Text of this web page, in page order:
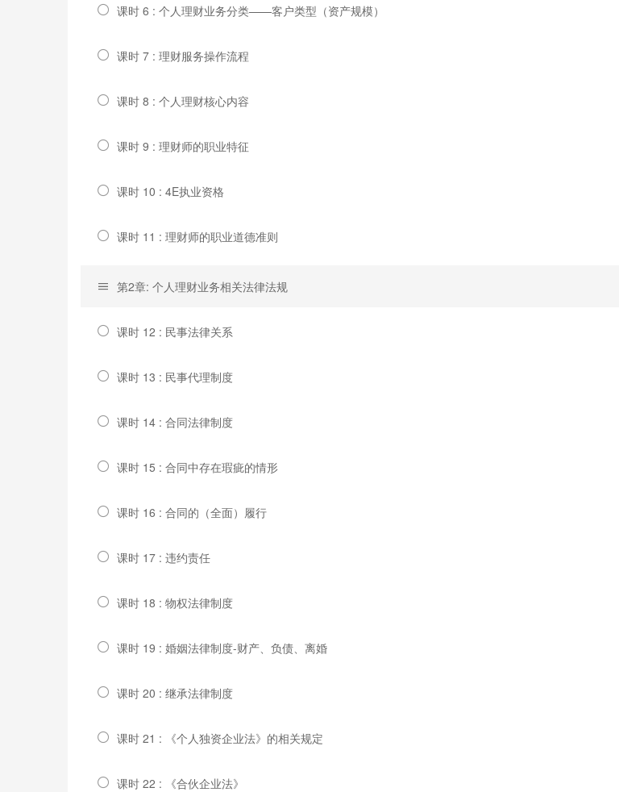
课时 6 : 个人理财业务分类——客户类型（资产规模）
课时 7 : 理财服务操作流程
课时 8 : 个人理财核心内容
课时 9 : 理财师的职业特征
课时 10 : 4E执业资格
课时 11 : 理财师的职业道德准则
第2章: 个人理财业务相关法律法规
课时 12 : 民事法律关系
课时 13 : 民事代理制度
课时 14 : 合同法律制度
课时 15 : 合同中存在瑕疵的情形
课时 16 : 合同的（全面）履行
课时 17 : 违约责任
课时 18 : 物权法律制度
课时 19 : 婚姻法律制度-财产、负债、离婚
课时 20 : 继承法律制度
课时 21 : 《个人独资企业法》的相关规定
课时 22 : 《合伙企业法》